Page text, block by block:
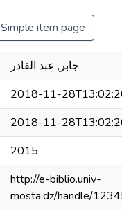
Simple item page
جابر, عبد القادر
2018-11-
2018-11-
2015
http://e-biblio.univ-
mosta.dz/handle/